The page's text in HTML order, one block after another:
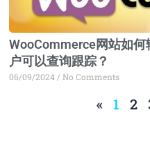
WooCommerce网站如
户可以查询跟踪？
06/09/2024 No Comments
« 1 2